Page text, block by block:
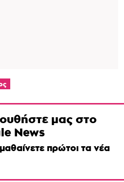
μας στο
News
πρώτοι τα νέα